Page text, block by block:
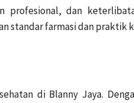
dan
standar farmasi dan praktik
di Blanny Jaya.